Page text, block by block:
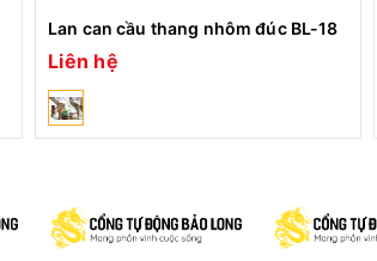
Lan can cầu thang nhôm đúc BL-18
Liên hệ